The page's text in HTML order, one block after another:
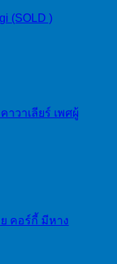
(SOLD )
าวาเลียร์ เพศผู้
ย คอร์กี้ มีหาง